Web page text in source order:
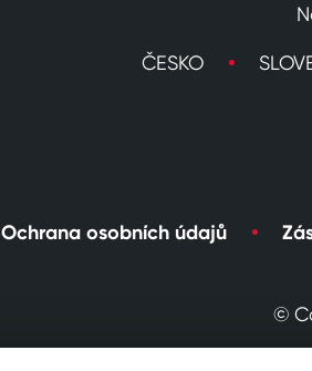
ČESKO
Ochrana osobních údajů
©